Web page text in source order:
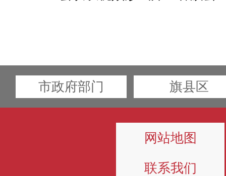
市政府部门 旗县区
网站地图
联系我们